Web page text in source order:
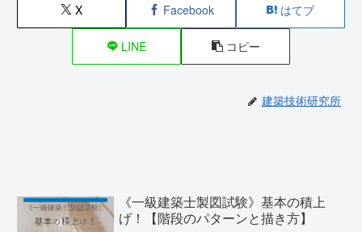
X Facebook はてブ
LINE コピー
建築技術研究所
《一級建築士製図試験》基本の積上
げ！【階段のパターンと描き方】